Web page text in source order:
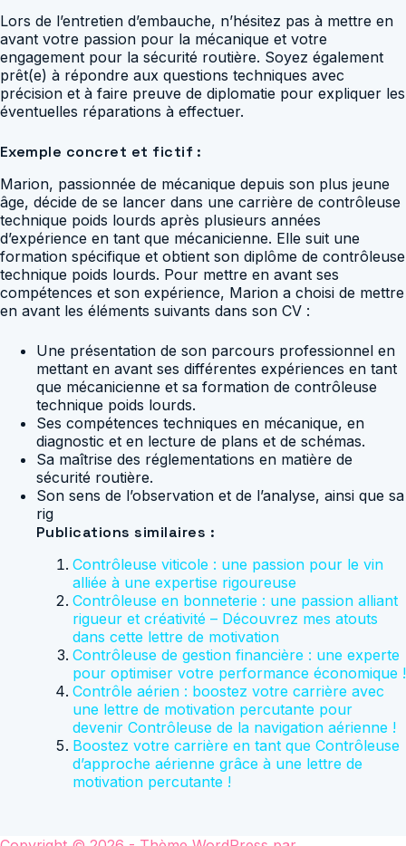
Lors de l’entretien d’embauche, n’hésitez pas à mettre en
avant votre passion pour la mécanique et votre
engagement pour la sécurité routière. Soyez également
prêt(e) à répondre aux questions techniques avec
précision et à faire preuve de diplomatie pour expliquer les
éventuelles réparations à effectuer.
Exemple concret et fictif :
Marion, passionnée de mécanique depuis son plus jeune
âge, décide de se lancer dans une carrière de contrôleuse
technique poids lourds après plusieurs années
d’expérience en tant que mécanicienne. Elle suit une
formation spécifique et obtient son diplôme de contrôleuse
technique poids lourds. Pour mettre en avant ses
compétences et son expérience, Marion a choisi de mettre
en avant les éléments suivants dans son CV :
Une présentation de son parcours professionnel en
mettant en avant ses différentes expériences en tant
que mécanicienne et sa formation de contrôleuse
technique poids lourds.
Ses compétences techniques en mécanique, en
diagnostic et en lecture de plans et de schémas.
Sa maîtrise des réglementations en matière de
sécurité routière.
Son sens de l’observation et de l’analyse, ainsi que sa
rig
Publications similaires :
Contrôleuse viticole : une passion pour le vin
alliée à une expertise rigoureuse
Contrôleuse en bonneterie : une passion alliant
rigueur et créativité – Découvrez mes atouts
dans cette lettre de motivation
Contrôleuse de gestion financière : une experte
pour optimiser votre performance économique !
Contrôle aérien : boostez votre carrière avec
une lettre de motivation percutante pour
devenir Contrôleuse de la navigation aérienne !
Boostez votre carrière en tant que Contrôleuse
d’approche aérienne grâce à une lettre de
motivation percutante !